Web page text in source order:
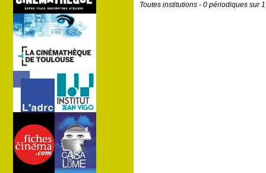
Toutes institutions - 0 périodiques sur